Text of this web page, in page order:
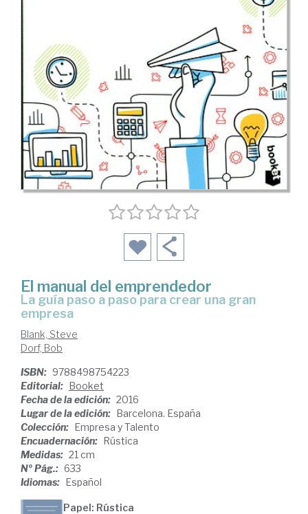
El manual del emprendedor
la guía paso a paso para crear una gran
empresa
Blank, Steve
Dorf, Bob
ISBN: 9788498754223
Editorial: Booket
Fecha de la edición: 2016
Lugar de la edición: Barcelona. España
Colección: Empresa y Talento
Encuadernación: Rústica
Medidas: 21 cm
Nº Pág.: 633
Idiomas: Español
Papel: Rústica